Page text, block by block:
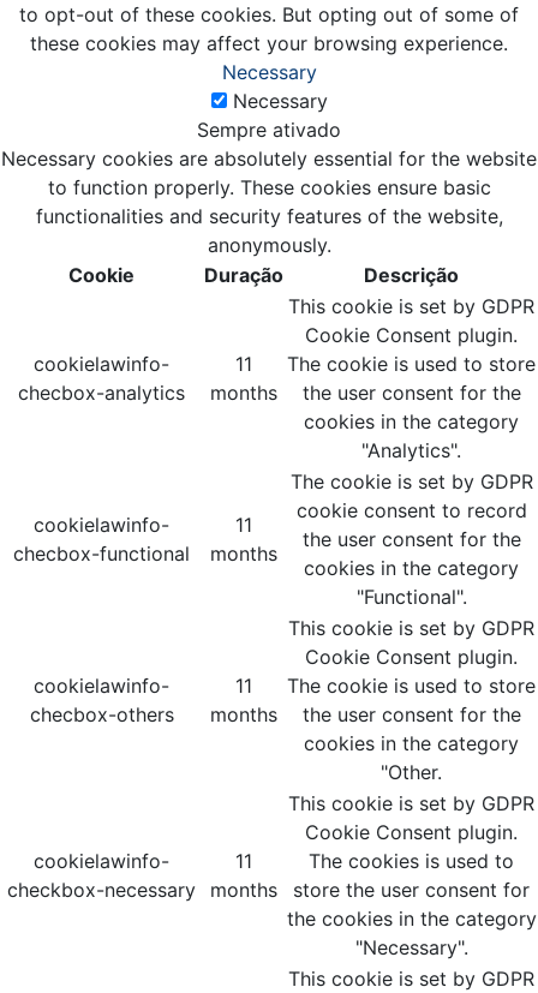
to opt-out of these cookies. But opting out of some of
these cookies may affect your browsing experience.
Necessary
Necessary
Sempre ativado
Necessary cookies are absolutely essential for the website
to function properly. These cookies ensure basic
functionalities and security features of the website,
anonymously.
Cookie
Duração Descrição
cookielawinfo-
checbox-analytics
11
months
This cookie is set by GDPR
Cookie Consent plugin.
The cookie is used to store
the user consent for the
cookies in the category
"Analytics".
cookielawinfo-
checbox-functional
11
months
The cookie is set by GDPR
cookie consent to record
the user consent for the
cookies in the category
"Functional".
cookielawinfo-
checbox-others
11
months
This cookie is set by GDPR
Cookie Consent plugin.
The cookie is used to store
the user consent for the
cookies in the category
"Other.
cookielawinfo-
checkbox-necessary
11
months
This cookie is set by GDPR
Cookie Consent plugin.
The cookies is used to
store the user consent for
the cookies in the category
"Necessary".
This cookie is set by GDPR